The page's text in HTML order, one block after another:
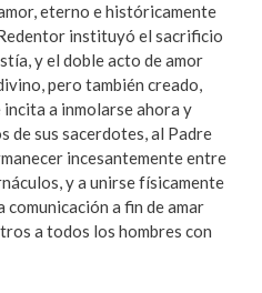
eterno e históricamente
instituyó el sacrificio
y el doble acto de amor
pero también creado,
a inmolarse ahora y
de sus sacerdotes, al Padre
incesantemente entre
y a unirse físicamente
comunicación a fin de amar
a todos los hombres con